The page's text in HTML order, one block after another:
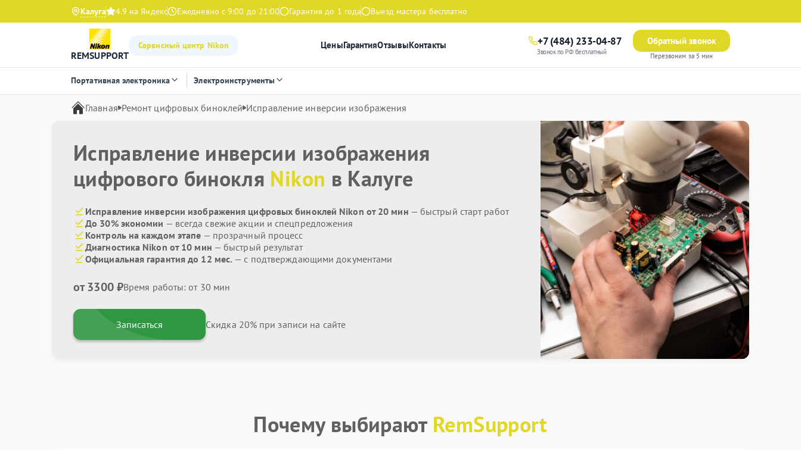
Калуга 4.9 на Яндекс Ежедневно с 9:00 до 21:00 Гарантия до 1 года Выезд мастера бесплатно
REMSUPPORT
Сервисный центр Nikon ЦеныГарантияОтзывыКонтакты +7 (484) 233-04-87
Звонок по РФ бесплатный
Обратный звонок
Перезвоним за 5 мин
Портативная электроника Электроинструменты
Главная Ремонт цифровых биноклей Исправление инверсии изображения
Исправление инверсии изображения
цифрового бинокля Nikon в Калуге
Исправление инверсии изображения цифровых биноклей Nikon от 20 мин — быстрый старт работ
До 30% экономии — всегда свежие акции и спецпредложения
Контроль на каждом этапе — прозрачный процесс
Диагностика Nikon от 10 мин — быстрый результат
Официальная гарантия до 12 мес. — с подтверждающими документами
от 3300 ₽Время работы: от 30 мин
Записаться Скидка 20% при записи на сайте
Почему выбирают RemSupport